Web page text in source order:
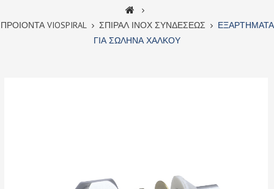
ΠΡΟΙΟΝΤΑ VIOSPIRAL ΣΠΙΡΑΛ ΙΝΟΧ ΣΥΝΔΕΣΕΩΣ
ΕΞΑΡΤΗΜΑΤΑ
ΓΙΑ ΣΩΛΗΝΑ ΧΑΛΚΟΥ